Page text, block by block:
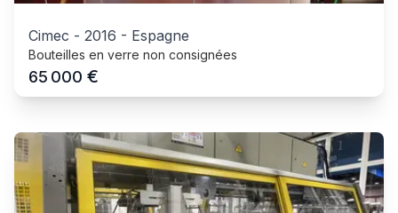
Cimec - 2016 - Espagne
Bouteilles en verre non consignées
65 000 €